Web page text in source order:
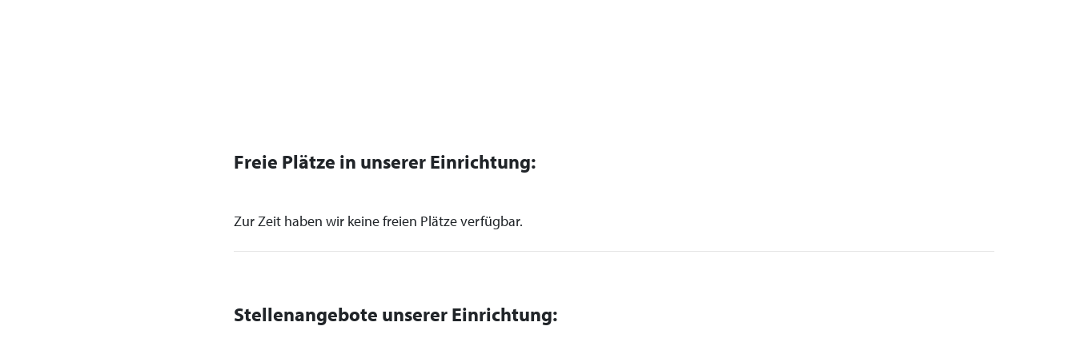
Freie Plätze in unserer Einrichtung:
Zur Zeit haben wir keine freien Plätze verfügbar.
Stellenangebote unserer Einrichtung: